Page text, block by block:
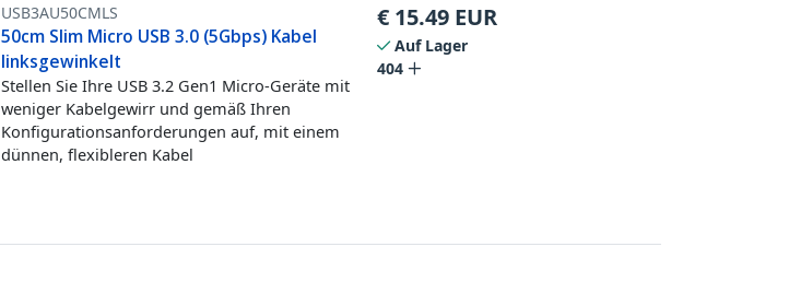
USB3AU50CMLS
50cm Slim Micro USB 3.0 (5Gbps) Kabel
linksgewinkelt
Stellen Sie Ihre USB 3.2 Gen1 Micro-Geräte mit
weniger Kabelgewirr und gemäß Ihren
Konfigurationsanforderungen auf, mit einem
dünnen, flexibleren Kabel
€ 15.49 EUR
Auf Lager
404